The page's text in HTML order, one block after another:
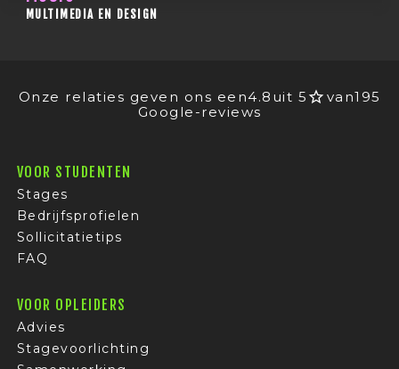
MULTIMEDIA EN DESIGN
Onze relaties geven ons een4.8 uit 5 van195
Google-reviews
VOOR STUDENTEN
Stages
Bedrijfsprofielen
Sollicitatietips
FAQ
VOOR OPLEIDERS
Advies
Stagevoorlichting